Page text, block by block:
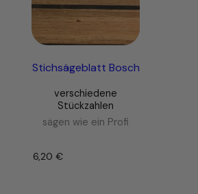
Stichsägeblatt Bosch
verschiedene
Stückzahlen
sägen wie ein Profi
6,20€